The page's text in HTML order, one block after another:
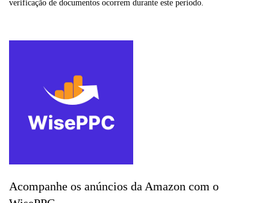
verificação de documentos ocorrem durante este período.
Acompanhe os anúncios da Amazon com o